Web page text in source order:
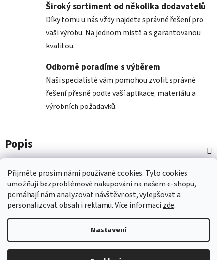
Přijměte prosím námi používané cookies. Tytocookies
umožňujíbezproblémové nakupování na našem e-shopu,
pomáhají námanalyzovat návštěvnost,vylepšovat a
personalizovatobsah i reklamu.Více informacízde.
Nastavení
Široký sortiment od několika dodavatelů
Díky tomu u nás vždy najdete správné řešení pro
vaši výrobu. Na jednom místě a s garantovanou
kvalitou.
Odborně poradíme s výběrem
Naši specialisté vám pomohou zvolit správné
řešení přesně podle vaší aplikace, materiálu a
výrobních požadavků.
Popis
Diskuze
Vytvořil Shoptet